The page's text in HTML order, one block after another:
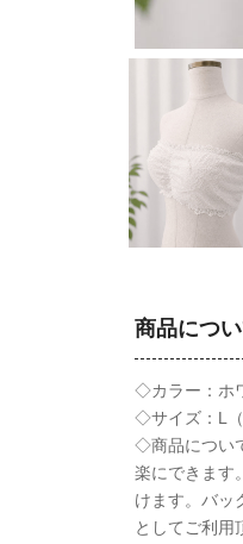
商品につ
◇カラー：ホ
◇サイズ：L（
◇商品につい
楽にできます
けます。バッ
としてご利用